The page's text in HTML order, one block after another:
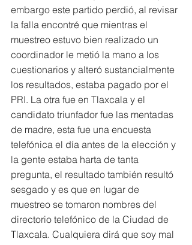
embargo este partido perdió, al revisar
la falla encontré que mientras el
muestreo estuvo bien realizado un
coordinador le metió la mano a los
cuestionarios y alteró sustancialmente
los resultados, estaba pagado por el
PRI. La otra fue en Tlaxcala y el
candidato triunfador fue las mentadas
de madre, esta fue una encuesta
telefónica el día antes de la elección y
la gente estaba harta de tanta
pregunta, el resultado también resultó
sesgado y es que en lugar de
muestreo se tomaron nombres del
directorio telefónico de la Ciudad de
Tlaxcala. Cualquiera dirá que soy mal